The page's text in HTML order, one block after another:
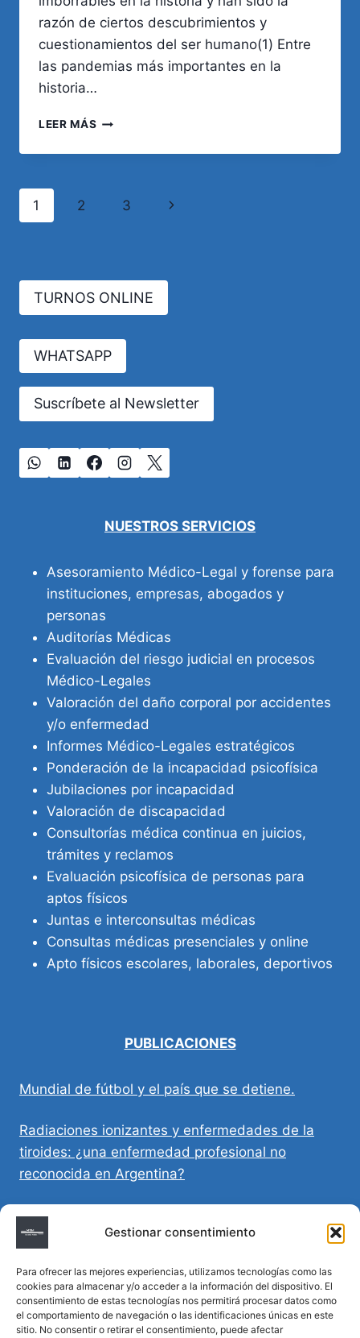
Gestionar consentimiento
Para ofrecer las mejores experiencias, utilizamos tecnologías como las
cookies para almacenar y/o acceder a la información del dispositivo. El
consentimiento de estas tecnologías nos permitirá procesar datos como
el comportamiento de navegación o las identificaciones únicas en este
sitio. No consentir o retirar el consentimiento, puede afectar
razón de ciertos descubrimientos y
cuestionamientos del ser humano(1) Entre
las pandemias más importantes en la
historia…
LEER MÁS PANDEMIAS
EPIDEMIAS
HISTORIA
Navegación
1 2 3
Siguiente
TURNOS ONLINE
WHATSAPP
Suscríbete al Newsletter
NUESTROS SERVICIOS
Asesoramiento Médico-Legal y forense para
instituciones, empresas, abogados y
personas
Auditorías Médicas
Evaluación del riesgo judicial en procesos
Médico-Legales
Valoración del daño corporal por accidentes
y/o enfermedad
Informes Médico-Legales estratégicos
Ponderación de la incapacidad psicofísica
Jubilaciones por incapacidad
Valoración de discapacidad
Consultorías médica continua en juicios,
trámites y reclamos
Evaluación psicofísica de personas para
aptos físicos
Juntas e interconsultas médicas
Consultas médicas presenciales y online
Apto físicos escolares, laborales, deportivos
PUBLICACIONES
Mundial de fútbol y el país que se detiene.
Radiaciones ionizantes y enfermedades de la
tiroides: ¿una enfermedad profesional no
reconocida en Argentina?
Directivas Médicas Anticipadas en Córdoba:
requisitos, registro y validez legal
Sumar vida a los años: decálogo para un
envejecimiento saludable